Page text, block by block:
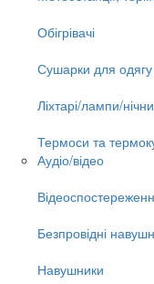
Обігрівачі
Сушарки для одягу
Ліхтарі/лампи/
Термоси та
Аудіо/відео
Безпровідні
Навушники